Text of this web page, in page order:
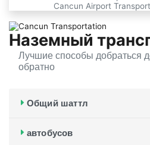
Cancun Airport
Наземный
Лучшие способы добраться
обратно
Общий шаттл
автобусов